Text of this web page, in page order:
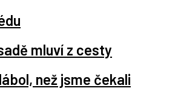
mluví z cesty
než jsme čekali